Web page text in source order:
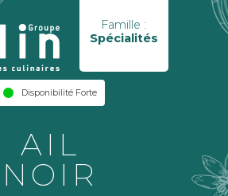
Famille :
Spécialités
Disponibilité Forte
AIL
NOIR